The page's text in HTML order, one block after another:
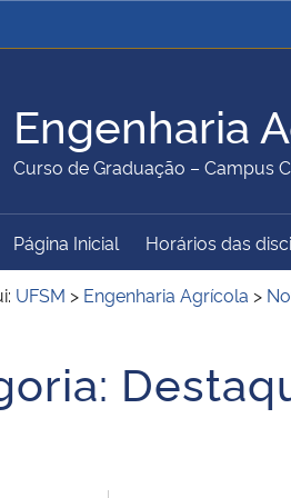
Ministério da Justiça e
Ministério da Educação
Ambiente Ministério do Turismo
Gabinete de Segurança
Engenharia
Curso de Graduação – Campus
Principal do Sítio
Página Inicial Horários das
UFSM > Engenharia Agrícola >